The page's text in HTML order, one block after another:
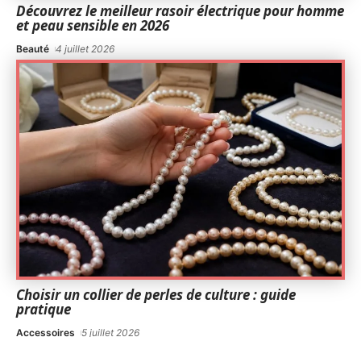
Découvrez le meilleur rasoir électrique pour homme
et peau sensible en 2026
Beauté 4 juillet 2026
Choisir un collier de perles de culture : guide
pratique
Accessoires 5 juillet 2026